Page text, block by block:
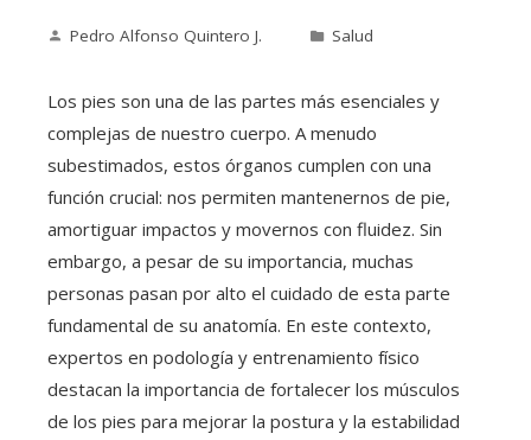
Pedro Alfonso Quintero J. Salud
Los pies son una de las partes más esenciales y
complejas de nuestro cuerpo. A menudo
subestimados, estos órganos cumplen con una
función crucial: nos permiten mantenernos de pie,
amortiguar impactos y movernos con fluidez. Sin
embargo, a pesar de su importancia, muchas
personas pasan por alto el cuidado de esta parte
fundamental de su anatomía. En este contexto,
expertos en podología y entrenamiento físico
destacan la importancia de fortalecer los músculos
de los pies para mejorar la postura y la estabilidad